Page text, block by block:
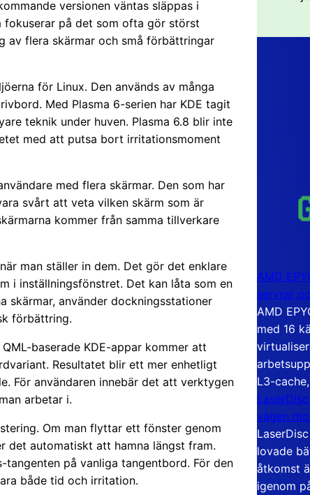
versionen väntas släppas i
på det som ofta gör störst
av flera skärmar och små förbättringar
för Linux. Den används av många
Med Plasma 6-serien har KDE tagit
teknik under huven. Plasma 6.8 blir inte
med att putsa bort irritationsmoment
med flera skärmar. Den som har
svårt att veta vilken skärm som är
kommer från samma tillverkare
man ställer in dem. Det gör det enklare
i inställningsfönstret. Det kan låta som en
skärmar, använder dockningsstationer
förbättring.
baserade KDE-appar kommer att
Resultatet blir ett mer enhetligt
För användaren innebär det att verktygen
arbetar i.
Om man flyttar ett fönster genom
det automatiskt att hamna längst fram.
på vanliga tangentbord. För den
både tid och irritation.
AMD
servrar
AMD
med 16
L3-
vägen
lovade
åtkomst
igenom